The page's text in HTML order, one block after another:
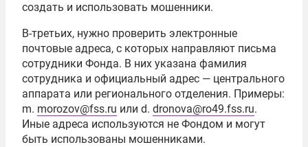
создать и использовать мошенники.
В-третьих, нужно проверить электронные
почтовые адреса, с которых направляют письма
сотрудники Фонда. В них указана фамилия
сотрудника и официальный адрес — центрального
аппарата или регионального отделения. Примеры:
m. morozov@fss.ru или d. dronova@ro49.fss.ru.
Иные адреса используются не Фондом и могут
быть использованы мошенниками.